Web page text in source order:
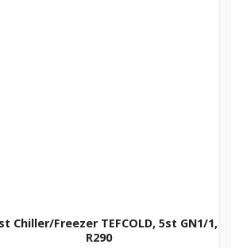
Chiller/Freezer TEFCOLD, 5st GN1/1,
R290